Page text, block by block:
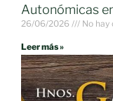
Autonómicas
26/06/2026 No
Leer más »